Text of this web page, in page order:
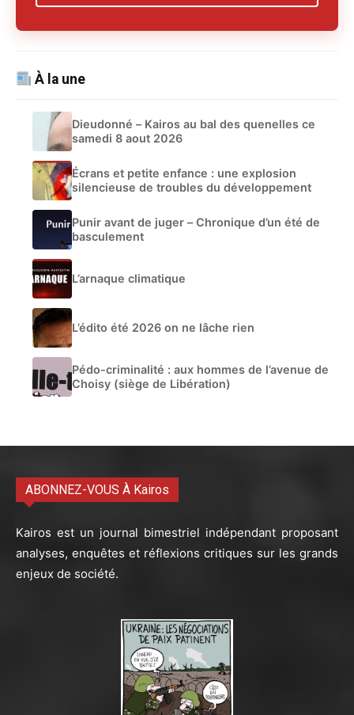
À la une
Dieudonné – Kairos au bal des quenelles ce
samedi 8 aout 2026
Écrans et petite enfance : une explosion
silencieuse de troubles du développement
Punir avant de juger – Chronique d’un été de
basculement
L’arnaque climatique
L’édito été 2026 on ne lâche rien
Pédo-criminalité : aux hommes de l’avenue de
Choisy (siège de Libération)
ABONNEZ-VOUS À Kairos
Kairos est un journal bimestriel indépendant proposant
analyses, enquêtes et réflexions critiques sur les grands
enjeux de société.